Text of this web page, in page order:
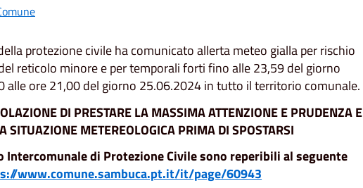
protezione civile ha comunicato allerta meteo gialla per rischio
reticolo minore e per temporali forti fino alle 23,59 del giorno
alle ore 21,00 del giorno 25.06.2024 in tutto il territorio comunale.
DI PRESTARE LA MASSIMA ATTENZIONE E PRUDENZA E
SITUAZIONE METEREOLOGICA PRIMA DI SPOSTARSI
Intercomunale di Protezione Civile sono reperibili al seguente
www.comune.sambuca.pt.it/it/page/60943